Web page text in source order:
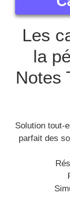
Les
la
Notes
Solution tout-
parfait des